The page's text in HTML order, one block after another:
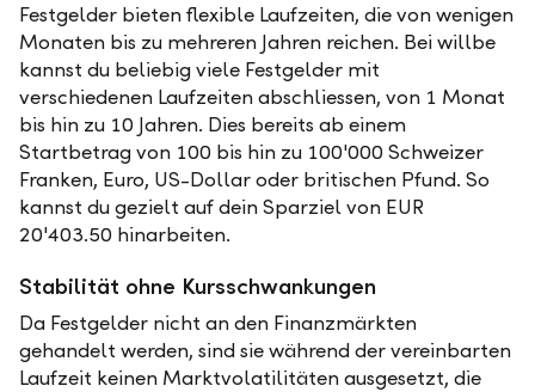
Festgelder bieten flexible Laufzeiten, die von wenigen
Monaten bis zu mehreren Jahren reichen. Bei willbe
kannst du beliebig viele Festgelder mit
verschiedenen Laufzeiten abschliessen, von 1 Monat
bis hin zu 10 Jahren. Dies bereits ab einem
Startbetrag von 100 bis hin zu 100'000 Schweizer
Franken, Euro, US-Dollar oder britischen Pfund. So
kannst du gezielt auf dein Sparziel von EUR
20'403.50 hinarbeiten.
Stabilität ohne Kursschwankungen
Da Festgelder nicht an den Finanzmärkten
gehandelt werden, sind sie während der vereinbarten
Laufzeit keinen Marktvolatilitäten ausgesetzt, die